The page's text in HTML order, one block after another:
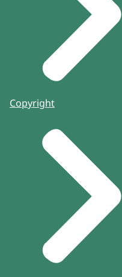
Copyright